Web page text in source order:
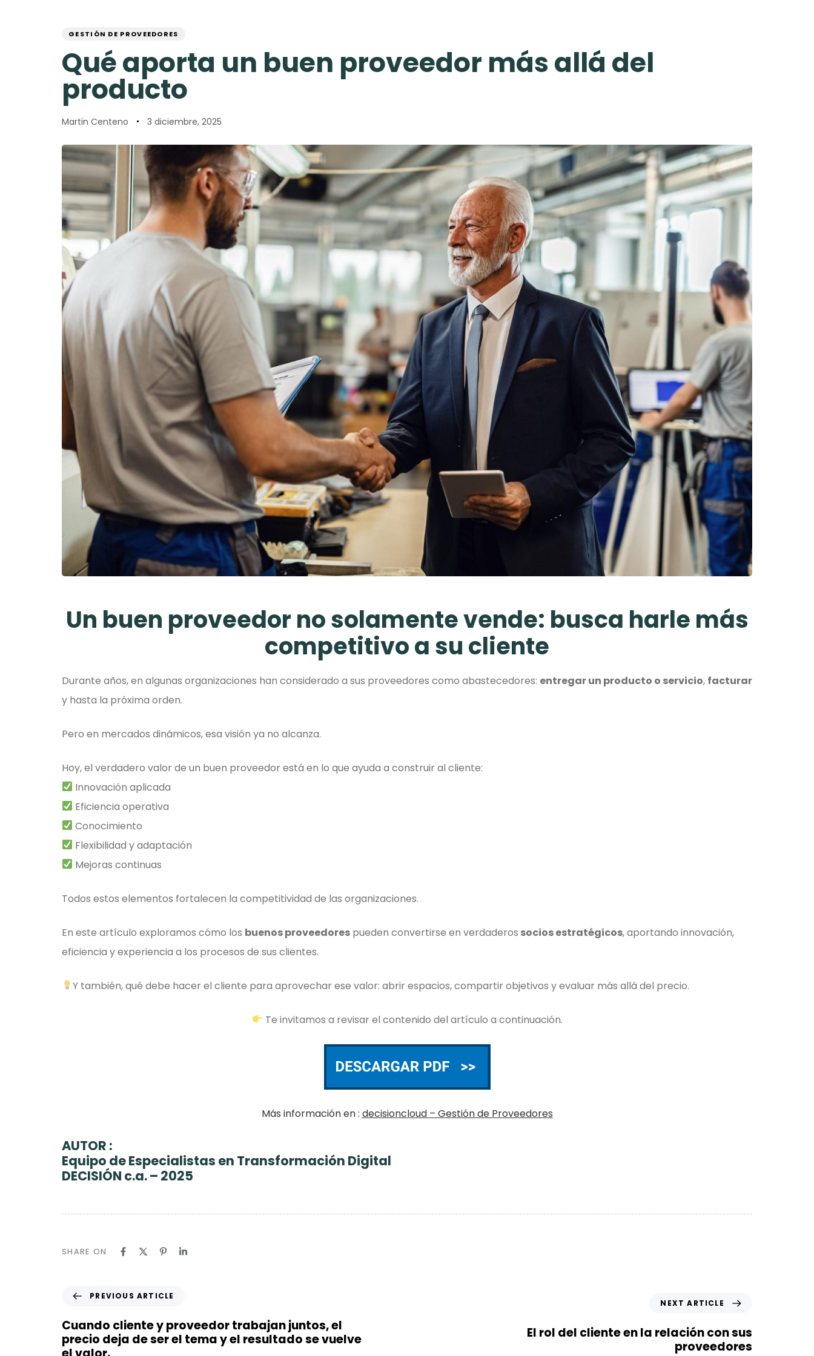
GESTIÓN DE PROVEEDORES
Qué aporta un buen proveedor más allá del
producto
Martin Centeno 3 diciembre, 2025
Un buen proveedor no solamente vende: busca harle más
competitivo a su cliente
Durante años, en algunas organizaciones han considerado a sus proveedores como abastecedores: entregar un producto o servicio, facturar
y hasta la próxima orden.
Pero en mercados dinámicos, esa visión ya no alcanza.
Hoy, el verdadero valor de un buen proveedor está en lo que ayuda a construir al cliente:
Innovación aplicada
Eficiencia operativa
Conocimiento
Flexibilidad y adaptación
Mejoras continuas
Todos estos elementos fortalecen la competitividad de las organizaciones.
En este artículo exploramos cómo los buenos proveedores pueden convertirse en verdaderos socios estratégicos, aportando innovación,
eficiencia y experiencia a los procesos de sus clientes.
Y también, qué debe hacer el cliente para aprovechar ese valor: abrir espacios, compartir objetivos y evaluar más allá del precio.
Te invitamos a revisar el contenido del artículo a continuación.
Más información en : decisioncloud – Gestión de Proveedores
AUTOR :
Equipo de Especialistas en Transformación Digital
DECISIÓN c.a. – 2025
SHARE ON
e
v
i
PREVIOUS ARTICLE
Cuando cliente y proveedor trabajan juntos, el
precio deja de ser el tema y el resultado se vuelve
NEXT ARTICLE
El rol del cliente en la relación con sus
proveedores